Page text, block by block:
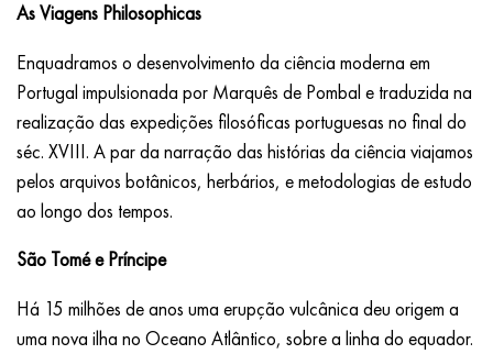
As Viagens Philosophicas
Enquadramos o desenvolvimento da ciência moderna em
Portugal impulsionada por Marquês de Pombal e traduzida na
realização das expedições filosóficas portuguesas no final do
séc. XVIII. A par da narração das histórias da ciência viajamos
pelos arquivos botânicos, herbários, e metodologias de estudo
ao longo dos tempos.
São Tomé e Príncipe
Há 15 milhões de anos uma erupção vulcânica deu origem a
uma nova ilha no Oceano Atlântico, sobre a linha do equador.